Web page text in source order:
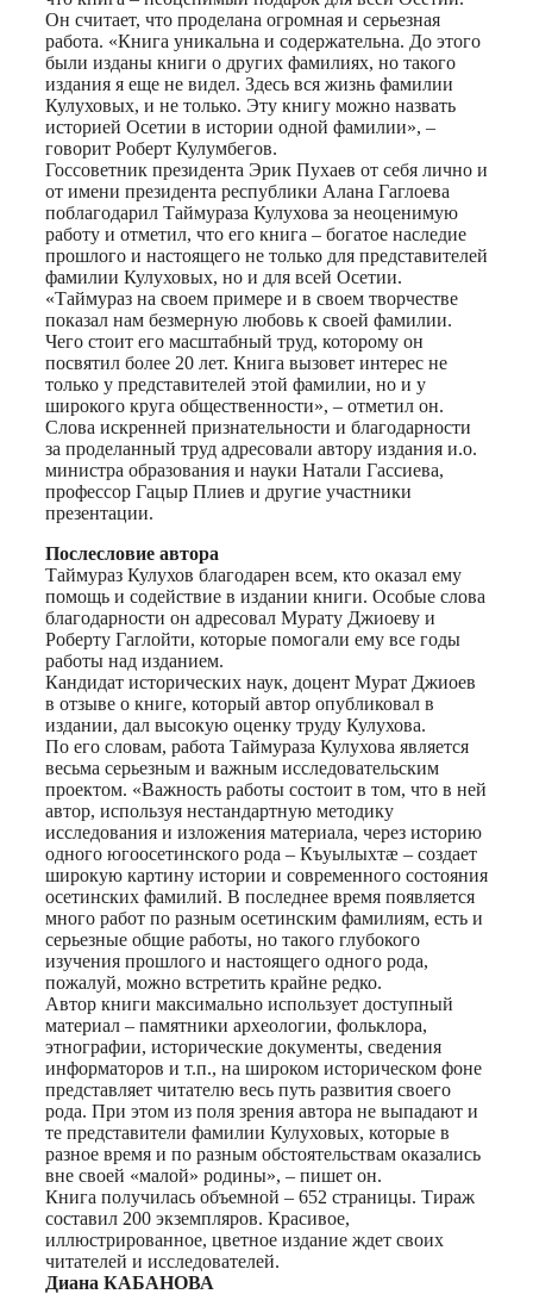
Он считает, что проделана огромная и серьезная
работа. «Книга уникальна и содержательна. До этого
были изданы книги о других фамилиях, но такого
издания я еще не видел. Здесь вся жизнь фамилии
Кулуховых, и не только. Эту книгу можно назвать
историей Осетии в истории одной фамилии», –
говорит Роберт Кулумбегов.
Госсоветник президента Эрик Пухаев от себя лично и
от имени президента республики Алана Гаглоева
поблагодарил Таймураза Кулухова за неоценимую
работу и отметил, что его книга – богатое наследие
прошлого и настоящего не только для представителей
фамилии Кулуховых, но и для всей Осетии.
«Таймураз на своем примере и в своем творчестве
показал нам безмерную любовь к своей фамилии.
Чего стоит его масштабный труд, которому он
посвятил более 20 лет. Книга вызовет интерес не
только у представителей этой фамилии, но и у
широкого круга общественности», – отметил он.
Слова искренней признательности и благодарности
за проделанный труд адресовали автору издания и.о.
министра образования и науки Натали Гассиева,
профессор Гацыр Плиев и другие участники
презентации.
Послесловие автора
Таймураз Кулухов благодарен всем, кто оказал ему
помощь и содействие в издании книги. Особые слова
благодарности он адресовал Мурату Джиоеву и
Роберту Гаглойти, которые помогали ему все годы
работы над изданием.
Кандидат исторических наук, доцент Мурат Джиоев
в отзыве о книге, который автор опубликовал в
издании, дал высокую оценку труду Кулухова.
По его словам, работа Таймураза Кулухова является
весьма серьезным и важным исследовательским
проектом. «Важность работы состоит в том, что в ней
автор, используя нестандартную методику
исследования и изложения материала, через историю
одного югоосетинского рода – Къуылыхтæ – создает
широкую картину истории и современного состояния
осетинских фамилий. В последнее время появляется
много работ по разным осетинским фамилиям, есть и
серьезные общие работы, но такого глубокого
изучения прошлого и настоящего одного рода,
пожалуй, можно встретить крайне редко.
Автор книги максимально использует доступный
материал – памятники археологии, фольклора,
этнографии, исторические документы, сведения
информаторов и т.п., на широком историческом фоне
представляет читателю весь путь развития своего
рода. При этом из поля зрения автора не выпадают и
те представители фамилии Кулуховых, которые в
разное время и по разным обстоятельствам оказались
вне своей «малой» родины», – пишет он.
Книга получилась объемной – 652 страницы. Тираж
составил 200 экземпляров. Красивое,
иллюстрированное, цветное издание ждет своих
читателей и исследователей.
Диана КАБАНОВА